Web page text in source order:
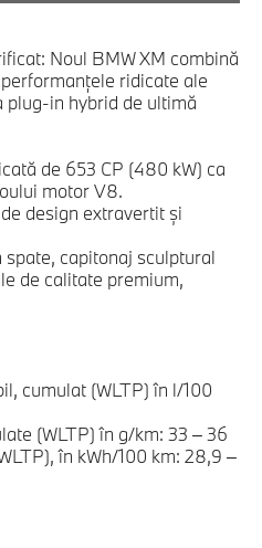
Noul BMW XM combină
ridicate ale
plug-in hybrid de ultimă
de 653 CP (480 kW) ca
motor V8.
design extravertit şi
capitonaj sculptural
de calitate premium,
cumulat (WLTP) în l/100
(WLTP) în g/km: 33 – 36
în kWh/100 km: 28,9 –